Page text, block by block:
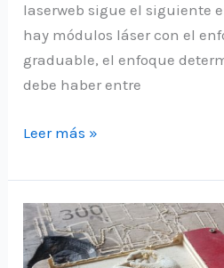
laserweb sigue el siguiente
hay módulos láser con el
graduable, el enfoque
debe haber entre
Guia
grabado
laser
utilizando
laserweb
Leer más »